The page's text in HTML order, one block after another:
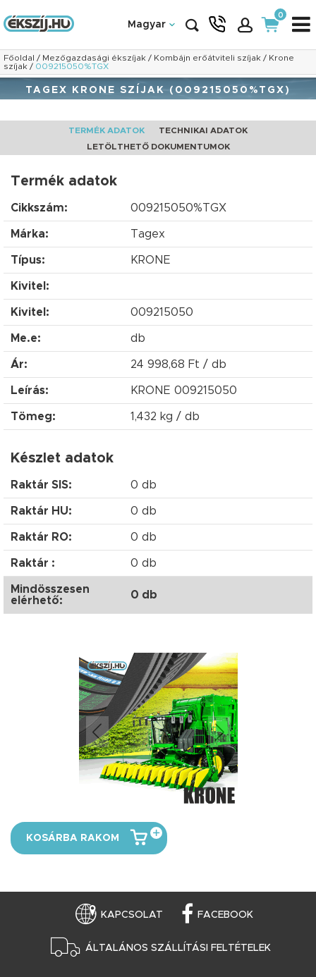
Magyar
0
Főoldal / Mezőgazdasági ékszíjak / Kombájn erőátviteli szíjak / Krone
szíjak / 009215050%TGX
TAGEX KRONE SZÍJAK (009215050%TGX)
TERMÉK ADATOK
TECHNIKAI ADATOK
LETÖLTHETŐ DOKUMENTUMOK
Termék adatok
Cikkszám: 009215050%TGX
Márka: Tagex
Típus: KRONE
Kivitel:
Kivitel: 009215050
Me.e: db
Ár: 24 998,68 Ft / db
Leírás: KRONE 009215050
Tömeg: 1,432 kg / db
Készlet adatok
Raktár SIS: 0 db
Raktár HU: 0 db
Raktár RO: 0 db
Raktár : 0 db
Mindösszesen
elérhető:
0 db
KOSÁRBA RAKOM
KAPCSOLAT FACEBOOK
ÁLTALÁNOS SZÁLLÍTÁSI FELTÉTELEK